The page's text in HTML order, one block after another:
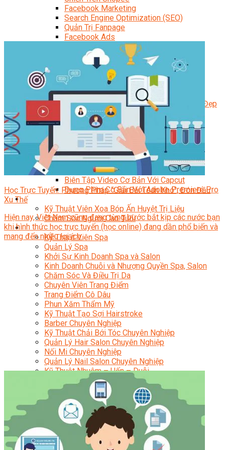
Facebook Marketing
Search Engine Optimization (SEO)
Quản Trị Fanpage
Facebook Ads
Google Ads
Content Marketing Đa Kênh
Digital Marketing Foundation
Bán Hàng Đa Kênh
Adobe Photoshop – Illustrator
Marketing Online Ngành F&B
Marketing Online Ngành Chăm Sóc Sắc Đẹp
Chuyên Đề Digital Marketing
Media Production
Chuyên Viên Tổ Chức Sự Kiện
Truyền Thông Đa Phương Tiện
Media Production
Nhiếp Ảnh Thương Mại
Sản Xuất Phim Kỹ Thuật Số
Biên Tập Video Cơ Bản Với Capcut
Dựng Phim Cơ Bản Với Adobe Premiere Pro
Sức Khỏe
Kỹ Thuật Viên Xoa Bóp Ấn Huyệt Trị Liệu
Chăm Sóc Người Cao Tuổi
Sắc Đẹp
Kỹ Thuật Viên Spa
Quản Lý Spa
Khởi Sự Kinh Doanh Spa và Salon
Kinh Doanh Chuỗi và Nhượng Quyền Spa, Salon
Chăm Sóc Và Điều Trị Da
Chuyên Viên Trang Điểm
Trang Điểm Cô Dâu
Phun Xăm Thẩm Mỹ
Kỹ Thuật Tạo Sợi Hairstroke
Barber Chuyên Nghiệp
Kỹ Thuật Chải Bới Tóc Chuyên Nghiệp
Quản Lý Hair Salon Chuyên Nghiệp
Nối Mi Chuyên Nghiệp
Quản Lý Nail Salon Chuyên Nghiệp
Kỹ Thuật Nhuộm – Uốn – Duỗi
Nail Salon Định Cư
Kinh Doanh Nail Box
Train The Trainer – Chuyên Ngành Nail
Chăm Sóc Mẹ Và Bé
Gội Đầu Dưỡng Sinh Và Massage Thư Giãn
Marketing Online Ngành Chăm Sóc Sắc Đẹp
Chuyên Đề Chăm Sóc Sắc Đẹp
Âm Nhạc
Học Trực Tuyến: Phương Pháp “Giải Bài Toán Khó”, Đón Đầu
Xu Thế
Hiện nay, Việt Nam cũng đang từng bước bắt kịp các nước bạn
khi hình thức học trực tuyến (học online) đang dần phổ biến và
mang đến nhiều lợi ích.